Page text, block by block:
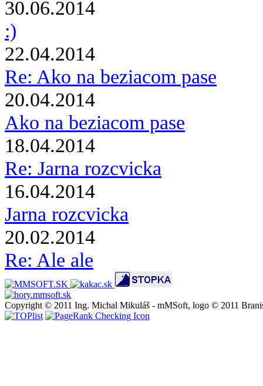
30.06.2014
:)
22.04.2014
Re: Ako na beziacom pase
20.04.2014
Ako na beziacom pase
18.04.2014
Re: Jarna rozcvicka
16.04.2014
Jarna rozcvicka
20.02.2014
Re: Ale ale
Copyright © 2011 Ing. Michal Mikuláš - mMSoft, logo © 2011